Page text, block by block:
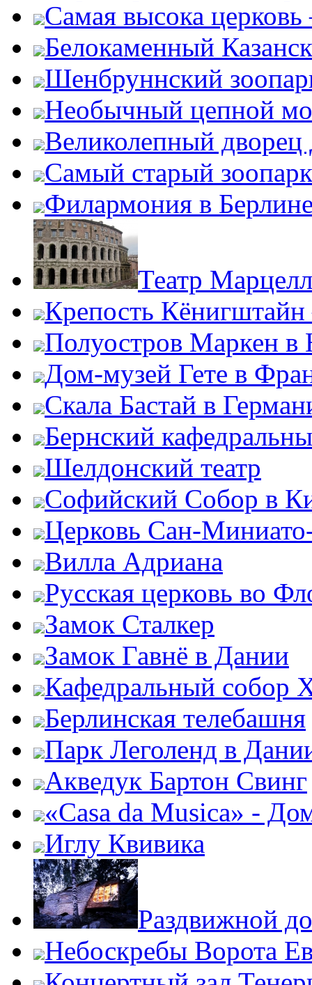
Самая высока
Белокаменный
Шенбруннский
Необычный цепной
Великолепный дворец
Самый старый
Филармония в
Театр
Крепость Кёнигштайн
Полуостров Маркен в
Дом-музей Гете в
Скала Бастай в
Бернский
Шелдонский театр
Софийский Собор в
Церковь Сан-
Вилла Адриана
Русская церковь во
Замок Сталкер
Замок Гавнё в Дании
Кафедральный собор
Берлинская телебашня
Парк Леголенд в
Акведук Бартон Свинг
«Casa da Musica» -
Иглу Квивика
Раздвижной
Небоскребы Ворота